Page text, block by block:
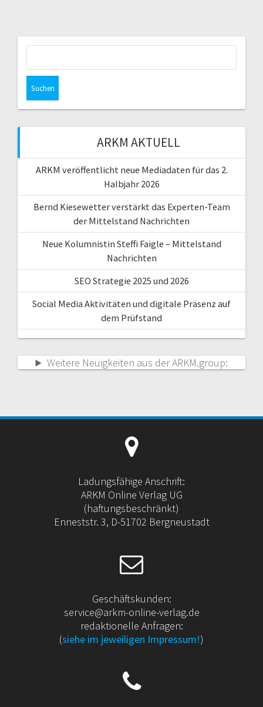
ARKM AKTUELL
ARKM veröffentlicht neue Mediadaten für das 2.
Halbjahr 2026
Bernd Kiesewetter verstärkt das Experten-Team
der Mittelstand Nachrichten
Neue Kolumnistin Steffi Faigle – Mittelstand
Nachrichten
SEO Strategie 2025 und 2026
Social Media Aktivitäten und digitale Präsenz auf
dem Prüfstand
Weitere Neuigkeiten aus der ARKM.group:
Ladungsfähige Anschrift:
ARKM Online Verlag UG
(haftungsbeschränkt)
Enneststr. 3, D-51702 Bergneustadt
Geschäftskunden:
service@arkm-online-verlag.de
redaktionelle Anfragen:
(siehe im jeweiligen Impressum!)